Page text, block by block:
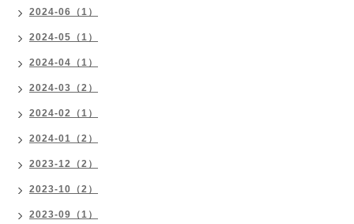
2024-06（1）
2024-05（1）
2024-04（1）
2024-03（2）
2024-02（1）
2024-01（2）
2023-12（2）
2023-10（2）
2023-09（1）